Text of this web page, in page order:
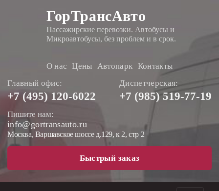
ГорТрансАвто
Пассажирские перевозки. Автобусы и
Микроавтобусы, без проблем и в срок.
О нас Цены Автопарк Контакты
Главный офис:
+7 (495) 120-6022
Диспетчерская:
+7 (985)519-77-19
Пишите нам:
info@gortransauto.ru
Москва, Варшавское шоссе д.129, к 2, стр 2
Быстрый заказ